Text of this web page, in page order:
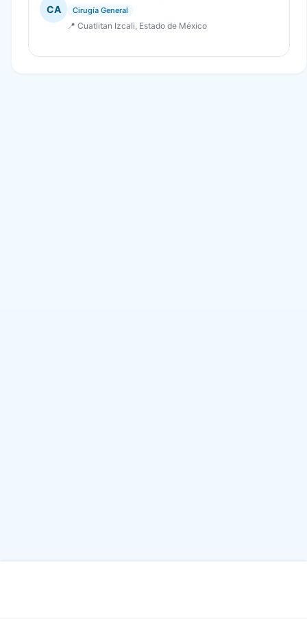
CA Cirugía General
📍 Cuatlitan Izcali, Estado de México